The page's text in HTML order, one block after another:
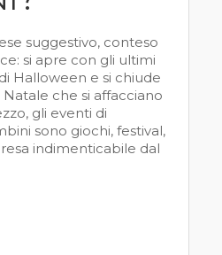
suggestivo, conteso
si apre con gli ultimi
Halloween e si chiude
che si affacciano
gli eventi di
sono giochi, festival,
indimenticabile dal